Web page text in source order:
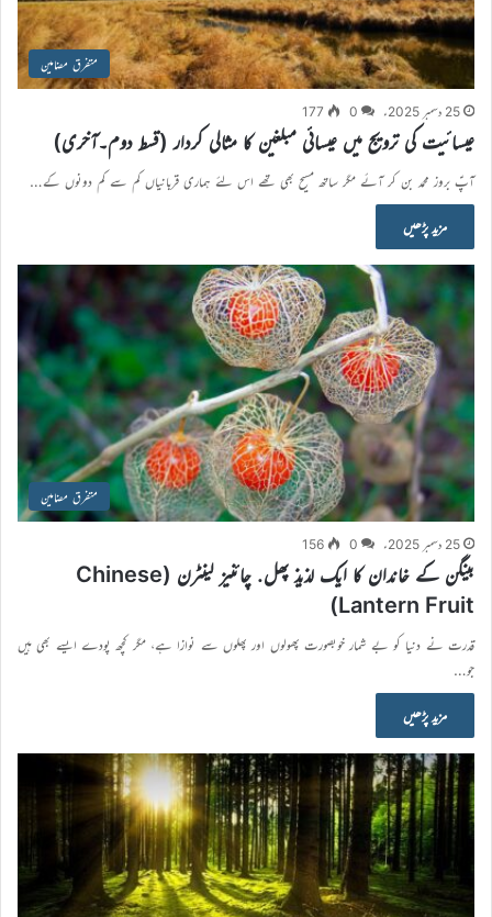
متفرق مضامین
25 دسمبر 2025ء 0
177
عیسائیت کی ترویج میں عیسائی مبلغین کا مثالی کردار (قسط دوم۔آخری)
آپؑ بروز محمد بن کر آئے مگر ساتھ مسیح بھی تھے اس لئے ہماری قربانیاں کم سے کم دونوں کے…
مزید پڑھیں
متفرق مضامین
25 دسمبر 2025ء 0
156
بینگن کے خاندان کا ایک لذیذ پھل. چائنیز لینٹرن (Chinese
Lantern Fruit)
قدرت نے دنیا کو بے شمار خوبصورت پھولوں اور پھلوں سے نوازا ہے، مگر کچھ پودے ایسے بھی ہیں
جو…
مزید پڑھیں